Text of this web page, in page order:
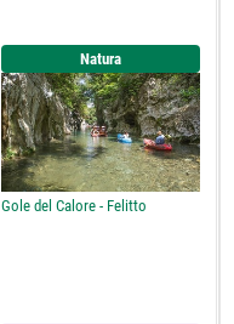
Natura
Gole del Calore - Felitto